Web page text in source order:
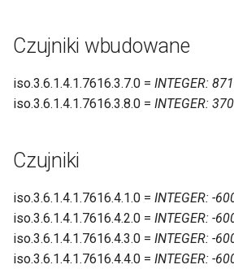
OLED
Firmware i backup
E-mail
OLED
Inne
Czujniki wbudowane
iso.3.6.1.4.1.7616.3.7.0 = INTEGER: 871
iso.3.6.1.4.1.7616.3.8.0 = INTEGER:
Czujniki
iso.3.6.1.4.1.7616.4.1.0 = INTEGER: -
iso.3.6.1.4.1.7616.4.2.0 = INTEGER: -
iso.3.6.1.4.1.7616.4.3.0 = INTEGER: -
iso.3.6.1.4.1.7616.4.4.0 = INTEGER: -